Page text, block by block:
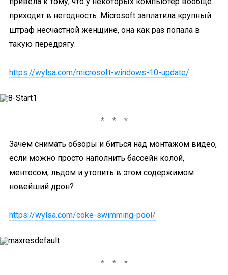
приходит в негодность. Microsoft заплатила крупный
штраф несчастной женщине, она как раз попала в
такую передрягу.
https://wylsa.com/microsoft-windows-10-update/
Зачем снимать обзоры и биться над монтажом видео,
если можно просто наполнить бассейн колой,
ментосом, льдом и утопить в этом содержимом
новейший дрон?
https://wylsa.com/coke-swimming-pool/